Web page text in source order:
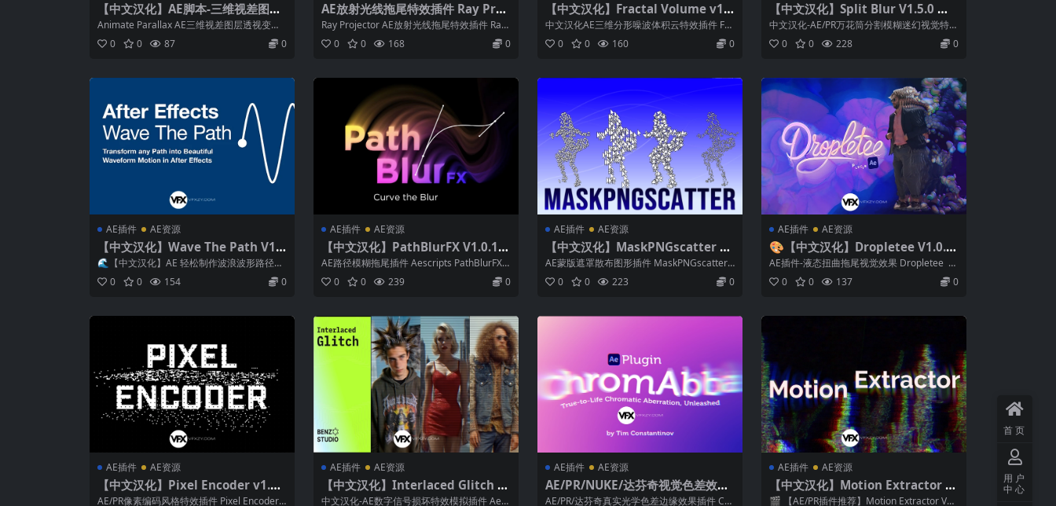
【中文汉化】AE脚本-三维视差图层
透视变化动画 Animate Parallax v
1.4.0
Animate Parallax AE三维视差图层透视变化
动画脚本 Animat...
0 0 87 0
AE放射光线拖尾特效插件 Ray Proj
ector V1.0.0 Win/Mac
Ray Projector AE放射光线拖尾特效插件 Ray
Projector...
0 0 168 0
【中文汉化】Fractal Volume v1.
0.0 Win/Mac AE三维分形噪波体积
云特效插件 + 使用教程
中文汉化AE三维分形噪波体积云特效插件 Fra
ctal Volume Fract...
0 0 160 0
【中文汉化】Split Blur V1.5.0 Wi
n/Mac AE/PR万花筒风格模糊插件
中文汉化-AE/PR万花筒分割模糊迷幻视觉特效
插件 Split Blur Spl...
0 0 228 0
AE插件 AE资源
【中文汉化】Wave The Path V1.
1.0 Win AE波浪波形路径动画插件
🌊【中文汉化】AE 轻松制作波浪波形路径动
画插件 Wave The Path｜附...
0 0 154 0
AE插件 AE资源
【中文汉化】PathBlurFX V1.0.11
Win/Mac AE路径模糊拖尾插件
AE路径模糊拖尾插件 Aescripts PathBlurFX V
1.0 Win...
0 0 239 0
AE插件 AE资源
【中文汉化】MaskPNGscatter V
1.0.11 Win/Mac AE蒙版遮罩散布
图形插件
AE蒙版遮罩散布图形插件 MaskPNGscatter
MaskPNGscatt...
0 0 223 0
AE插件 AE资源
🎨【中文汉化】Dropletee V1.0.1
1 Win/Mac AE液态扭曲拖尾视觉效
果插件
AE插件-液态扭曲拖尾视觉效果 Dropletee D
roplete...
0 0 137 0
AE插件 AE资源
【中文汉化】Pixel Encoder v1.7.
0 Win/Mac AE/PR像素编码风格特
AE/PR像素编码风格特效插件 Pixel Encoder p
AE插件 AE资源
【中文汉化】Interlaced Glitch V
1.0.1 Win/Mac破解版 AE数字信号
中文汉化-AE数字信号损坏特效模拟插件 Aesc
AE插件 AE资源
AE/PR/NUKE/达芬奇视觉色差效果
插件 Chromabba V1.3.4 Win/Ma
AE/PR/达芬奇真实光学色差边缘效果插件 Chr
AE插件 AE资源
【中文汉化】Motion Extractor V
1.1.0 Win/Mac AE/PR视频运动元
🎬 【AE/PR插件推荐】Motion Extractor V1.
首页
用户
中心